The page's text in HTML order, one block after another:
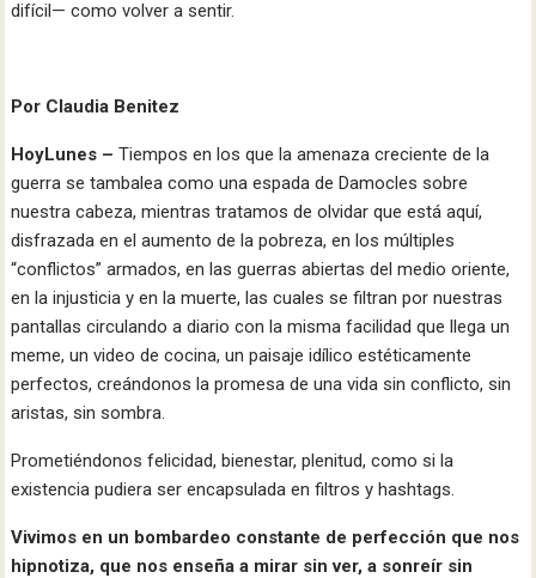
difícil— como volver a sentir.
Por Claudia Benitez
HoyLunes –Tiempos en los que la amenaza creciente de la
guerra se tambalea como una espada de Damocles sobre
nuestra cabeza, mientras tratamos de olvidar que está aquí,
disfrazada en el aumento de la pobreza, en los múltiples
“conflictos” armados, en las guerras abiertas del medio oriente,
en la injusticia y en la muerte, las cuales se filtran por nuestras
pantallas circulando a diario con la misma facilidad que llega un
meme, un video de cocina, un paisaje idílico estéticamente
perfectos, creándonos la promesa de una vida sin conflicto, sin
aristas, sin sombra.
Prometiéndonos felicidad, bienestar, plenitud, como si la
existencia pudiera ser encapsulada en filtros y hashtags.
Vivimos en un bombardeo constante de perfección que nos
hipnotiza, que nos enseña a mirar sin ver, a sonreír sin